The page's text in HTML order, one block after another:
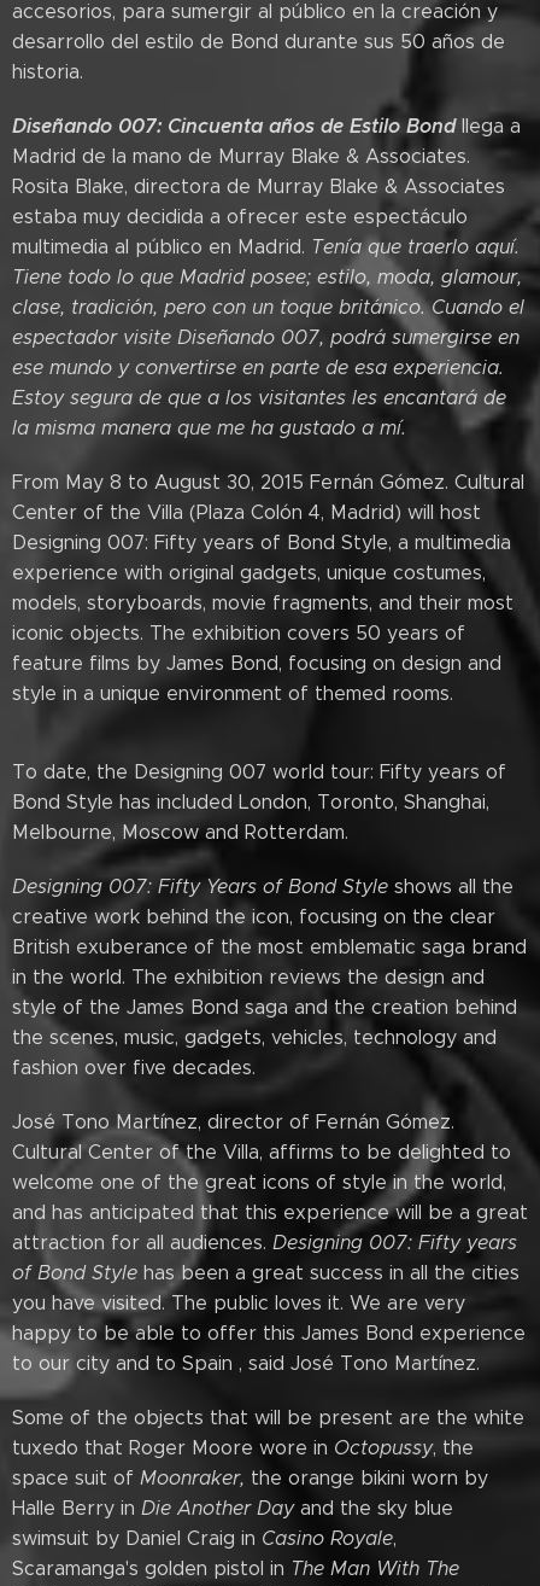
accesorios, para sumergir al público en la creación y
desarrollo del estilo de Bond durante sus 50 años de
historia.
Diseñando 007: Cincuenta años de Estilo Bondllega a
Madrid de la mano de Murray Blake & Associates.
Rosita Blake, directora de Murray Blake & Associates
estaba muy decidida a ofrecer este espectáculo
multimedia al público en Madrid. Tenía que traerlo aquí.
Tiene todo lo que Madrid posee; estilo, moda, glamour,
clase, tradición, pero con un toque británico. Cuando el
espectador visite Diseñando 007, podrá sumergirse en
ese mundo y convertirse en parte de esa experiencia.
Estoy segura de que a los visitantes les encantará de
la misma manera que me ha gustado a mí.
From May 8 to August 30, 2015 Fernán Gómez. Cultural
Center of the Villa (Plaza Colón 4, Madrid) will host
Designing 007: Fifty years of Bond Style, a multimedia
experience with original gadgets, unique costumes,
models, storyboards, movie fragments, and their most
iconic objects. The exhibition covers 50 years of
feature films by James Bond, focusing on design and
style in a unique environment of themed rooms.
To date, the Designing 007 world tour: Fifty years of
Bond Style has included London, Toronto, Shanghai,
Melbourne, Moscow and Rotterdam.
Designing 007: Fifty Years of Bond Style shows all the
creative work behind the icon, focusing on the clear
British exuberance of the most emblematic saga brand
in the world. The exhibition reviews the design and
style of the James Bond saga and the creation behind
the scenes, music, gadgets, vehicles, technology and
fashion over five decades.
José Tono Martínez, director of Fernán Gómez.
Cultural Center of the Villa, affirms to be delighted to
welcome one of the great icons of style in the world,
and has anticipated that this experience will be a great
attraction for all audiences. Designing 007: Fifty years
of Bond Style has been a great success in all the cities
you have visited. The public loves it. We are very
happy to be able to offer this James Bond experience
to our city and to Spain , said José Tono Martínez.
Some of the objects that will be present are the white
tuxedo that Roger Moore wore in Octopussy, the
space suit of Moonraker, the orange bikini worn by
Halle Berry in Die Another Dayand the sky blue
swimsuit by Daniel Craig in Casino Royale,
Scaramanga's golden pistol in The Man With The